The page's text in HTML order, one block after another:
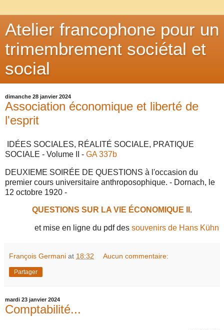
Atelier francophone pour un
trimembrement sociétal et
social
dimanche 28 janvier 2024
Association économique et liberté de
l'esprit
IDÉES SOCIALES, RÉALITÉ SOCIALE, PRATIQUE
SOCIALE - Volume II - GA 337b
DEUXIEME SOIRÉE DE QUESTIONS à l'occasion du
premier cours universitaire anthroposophique. - Dornach, le
12 octobre 1920 -
QUESTIONS SUR LA VIE ÉCONOMIQUE II .
et mise en ligne du pdf des souvenirs de Hans Kühn
François Germani at 18:32 Aucun commentaire:
Partager
mardi 23 janvier 2024
Comptabilité...